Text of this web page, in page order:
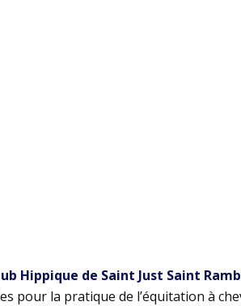
Hippique de Saint Just Saint
pour la pratique de l’équitation à